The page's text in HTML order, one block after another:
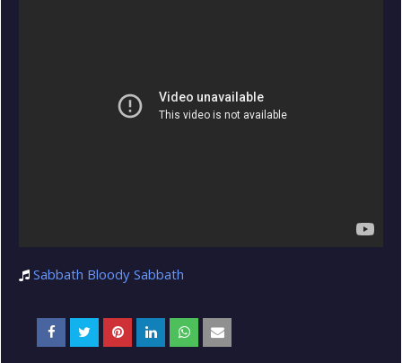
Sabbath Bloody Sabbath